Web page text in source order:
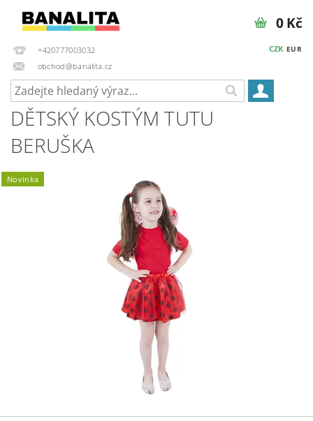
+420777003032
obchod@banalita.cz
CZK EUR
0 Kč
DĚTSKÝ KOSTÝM TUTU
BERUŠKA
Novinka